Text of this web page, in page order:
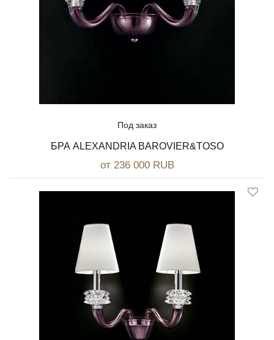
Под заказ
БРА ALEXANDRIA BAROVIER&TOSO
от 236 000 RUB